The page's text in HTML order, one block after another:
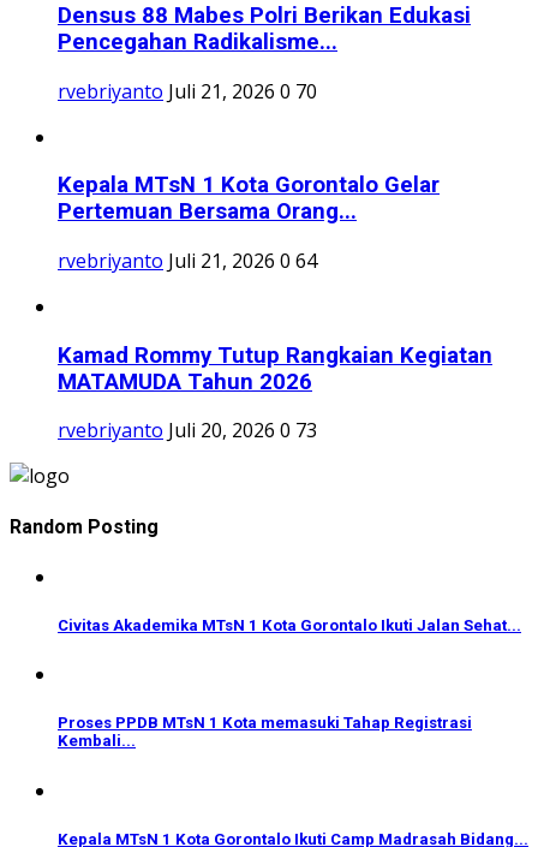
Densus 88 Mabes Polri Berikan Edukasi
Pencegahan Radikalisme...
rvebriyanto Juli 21, 2026 0 70
Kepala MTsN 1 Kota Gorontalo Gelar
Pertemuan Bersama Orang...
rvebriyanto Juli 21, 2026 0 64
Kamad Rommy Tutup Rangkaian Kegiatan
MATAMUDA Tahun 2026
rvebriyanto Juli 20, 2026 0 73
Random Posting
Civitas Akademika MTsN 1 Kota Gorontalo Ikuti Jalan Sehat...
Proses PPDB MTsN 1 Kota memasuki Tahap Registrasi
Kembali...
Kepala MTsN 1 Kota Gorontalo Ikuti Camp Madrasah Bidang...